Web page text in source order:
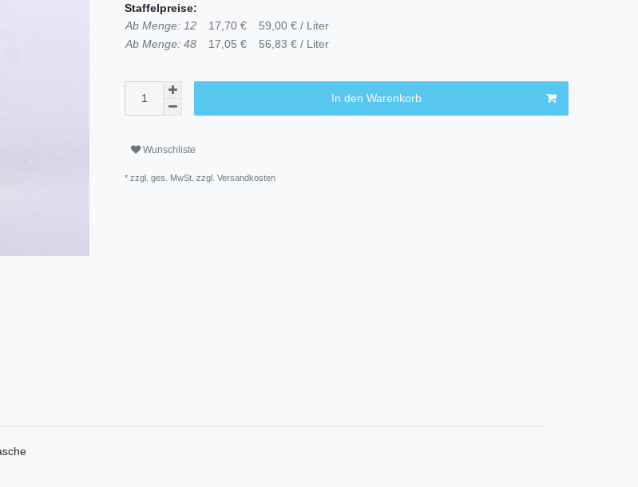
Staffelpreise:
Ab Menge: 12
17,70 €
59,00 € / Liter
Ab Menge: 48
17,05 € 56,83 € / Liter
In den Warenkorb
Wunschliste
* zzgl. ges. MwSt. zzgl. Versandkosten